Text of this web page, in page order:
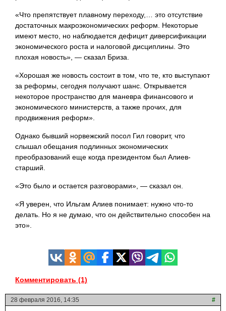
«Что препятствует плавному переходу,… это отсутствие
достаточных макроэкономических реформ. Некоторые
имеют место, но наблюдается дефицит диверсификации
экономического роста и налоговой дисциплины. Это
плохая новость», — сказал Бриза.
«Хорошая же новость состоит в том, что те, кто выступают
за реформы, сегодня получают шанс. Открывается
некоторое пространство для маневра финансового и
экономического министерств, а также прочих, для
продвижения реформ».
Однако бывший норвежский посол Гил говорит, что
слышал обещания подлинных экономических
преобразований еще когда президентом был Алиев-
старший.
«Это было и остается разговорами», — сказал он.
«Я уверен, что Ильгам Алиев понимает: нужно что-то
делать. Но я не думаю, что он действительно способен на
это».
Комментировать (1)
28 февраля 2016, 14:35 #